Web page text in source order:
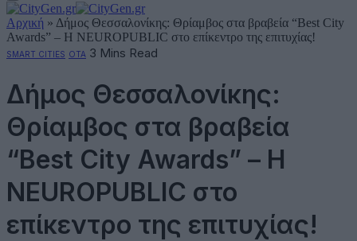
Αρχική » Δήμος Θεσσαλονίκης: Θρίαμβος στα βραβεία “Best City
Awards” – Η NEUROPUBLIC στο επίκεντρο της επιτυχίας!
SMART CITIES ΟΤΑ 3 Mins Read
Δήμος Θεσσαλονίκης:
Θρίαμβος στα βραβεία
“Best City Awards” – Η
NEUROPUBLIC στο
επίκεντρο της επιτυχίας!